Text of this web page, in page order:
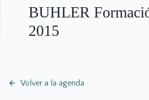
BUHLER
2015
Volver a la agenda